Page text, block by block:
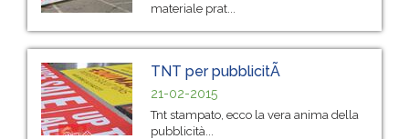
materiale prat...
TNT per pubblicitÃ
21-02-2015
Tnt stampato, ecco la vera anima della
pubblicità...